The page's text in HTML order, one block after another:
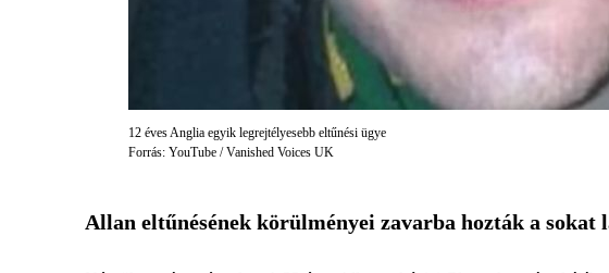
12 éves Anglia egyik legrejtélyesebb eltűnési ügye
Forrás: YouTube / Vanished Voices UK
Allan eltűnésének körülményei zavarba hozták a sokat